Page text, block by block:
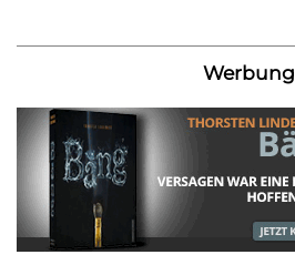
Werbung